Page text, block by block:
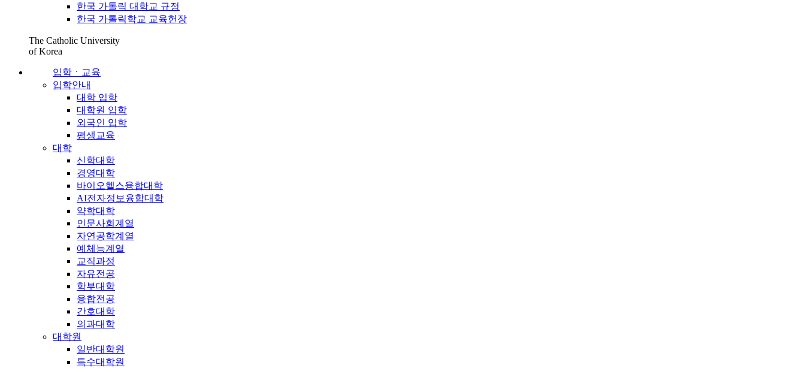
한국 가톨릭 대학교 규정
한국 가톨릭학교 교육헌장
The Catholic University
of Korea
입학ㆍ교육
입학안내
대학 입학
대학원 입학
외국인 입학
평생교육
대학
신학대학
경영대학
바이오헬스융합대학
AI전자정보융합대학
약학대학
인문사회계열
자연공학계열
예체능계열
교직과정
자유전공
학부대학
융합전공
간호대학
의과대학
대학원
일반대학원
특수대학원